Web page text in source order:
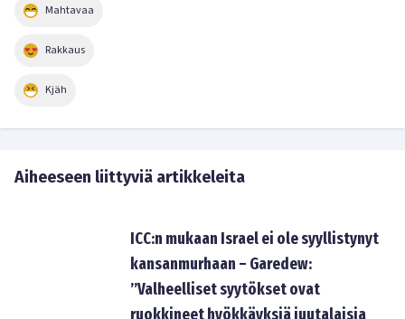
Mahtavaa
Rakkaus
Kjäh
Aiheeseen liittyviä artikkeleita
ICC:n mukaan Israel ei ole syyllistynyt
kansanmurhaan – Garedew:
”Valheelliset syytökset ovat
ruokkineet hyökkäyksiä juutalaisia